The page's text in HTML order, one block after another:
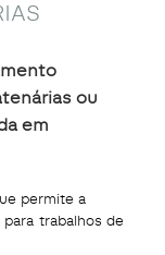
ou
em
permite a
trabalhos de